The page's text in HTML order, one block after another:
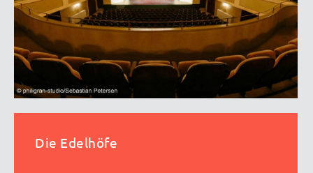
Die Edelhöfe